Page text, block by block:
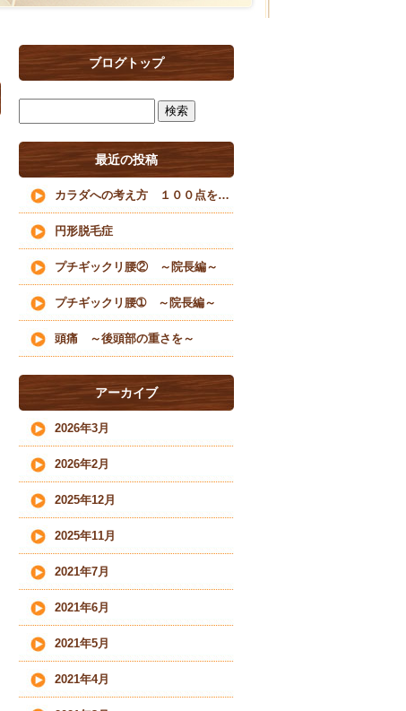
ブログトップ
最近の投稿
カラダへの考え方 １００点を目指すな
円形脱毛症
プチギックリ腰② ～院長編～
プチギックリ腰➀ ～院長編～
頭痛 ～後頭部の重さを～
アーカイブ
2026年3月
2026年2月
2025年12月
2025年11月
2021年7月
2021年6月
2021年5月
2021年4月